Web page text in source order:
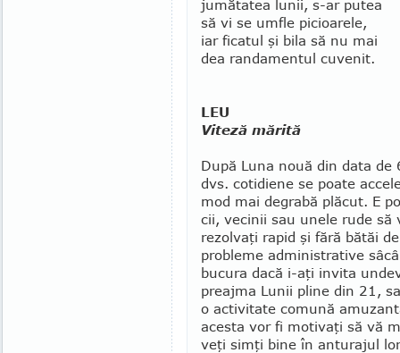
jumătatea lunii, s-ar putea
să vi se umfle picioarele,
iar ficatul şi bi­la să nu mai
dea randamentul cu­ve­nit.
LEU
Viteză mărită
După Luna nouă din data
dvs. cotidiene se poate
mod mai de­gra­bă plăcut. E
cii, vecinii sau unele rude să
rezolvaţi rapid şi fără bătăi
probleme admi­nis­tra­tive
bucura dacă i-aţi invita
preajma Lunii pline din 21,
o activitate comună
acesta vor fi motivaţi să vă
veţi simţi bine în anturajul